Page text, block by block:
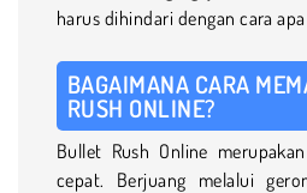
harus dihindari dengan cara
BAGAIMANA CARA
RUSH ONLINE?
Bullet Rush Online
cepat. Berjuang melalui